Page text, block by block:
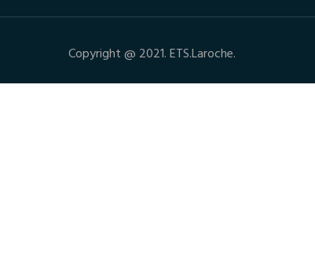
Copyright @ 2021. ETS.Laroche.